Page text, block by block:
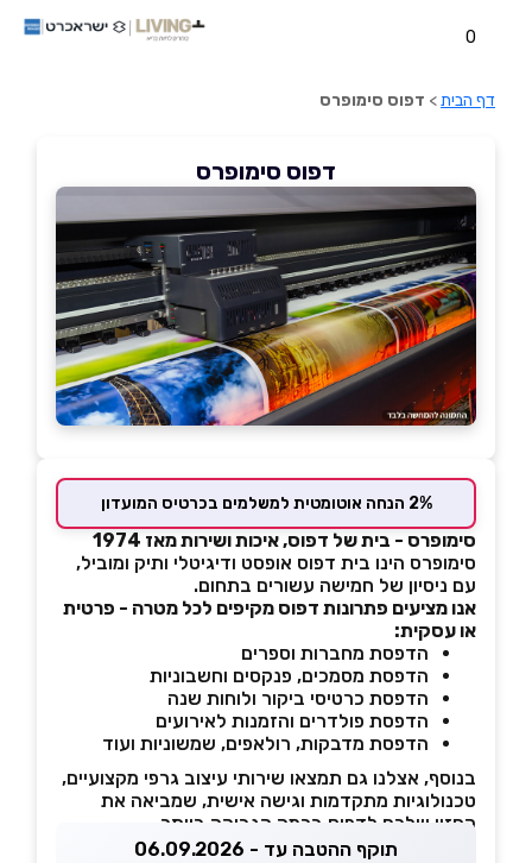
0
דף הבית> דפוס סימופרס
דפוס סימופרס
2% הנחה אוטומטית למשלמים בכרטיס המועדון
סימופרס - בית של דפוס, איכות ושירות מאז 1974
סימופרס הינו בית דפוס אופסט ודיגיטלי ותיק ומוביל,
עם ניסיון של חמישה עשורים בתחום.
אנו מציעים פתרונות דפוס מקיפים לכל מטרה - פרטית
או עסקית:
הדפסת מחברות וספרים
הדפסת מסמכים, פנקסים וחשבוניות
הדפסת כרטיסי ביקור ולוחות שנה
הדפסת פולדרים והזמנות לאירועים
הדפסת מדבקות, רולאפים, שמשוניות ועוד
בנוסף, אצלנו גם תמצאו שירותי עיצוב גרפי מקצועיים,
טכנולוגיות מתקדמות וגישה אישית, שמביאה את
החזון שלכם לדפוס ברמה הגבוהה ביותר.
תוקף ההטבה עד - 06.09.2026